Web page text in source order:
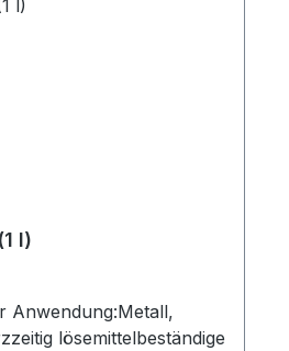
mit erhöhten
l)
Anwendung:Metall,
lösemittelbeständige